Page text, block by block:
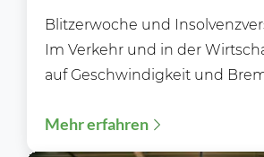
Blitzerwoche und
Im Verkehr und in der
auf Geschwindigkeit und
Mehr erfahren